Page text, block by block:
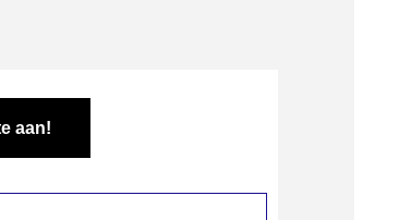
aan!